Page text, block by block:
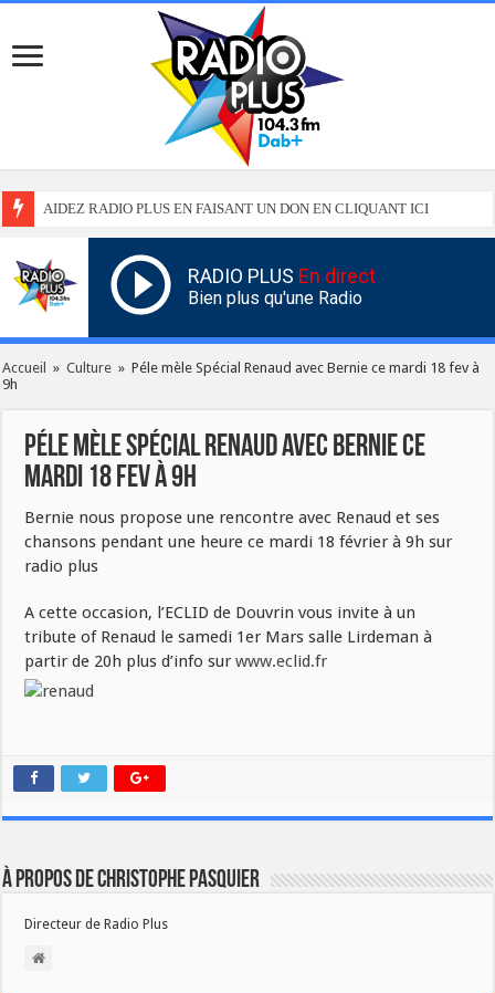
AIDEZ RADIO PLUS EN FAISANT UN DON EN CLIQUANT ICI
RADIO PLUS En direct
Bien plus qu'une Radio
Accueil » Culture » Péle mèle Spécial Renaud avec Bernie ce mardi 18 fev à
9h
Péle mèle Spécial Renaud avec Bernie ce
mardi 18 fev à 9h
Bernie nous propose une rencontre avec Renaud et ses
chansons pendant une heure ce mardi 18 février à 9h sur
radio plus
A cette occasion, l’ECLID de Douvrin vous invite à un
tribute of Renaud le samedi 1er Mars salle Lirdeman à
partir de 20h plus d’info surwww.eclid.fr
À propos de Christophe PASQUIER
Directeur de Radio Plus